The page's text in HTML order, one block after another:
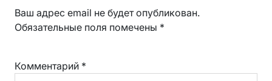
Ваш адрес email не будет опубликован.
Обязательные поля помечены *
Комментарий *